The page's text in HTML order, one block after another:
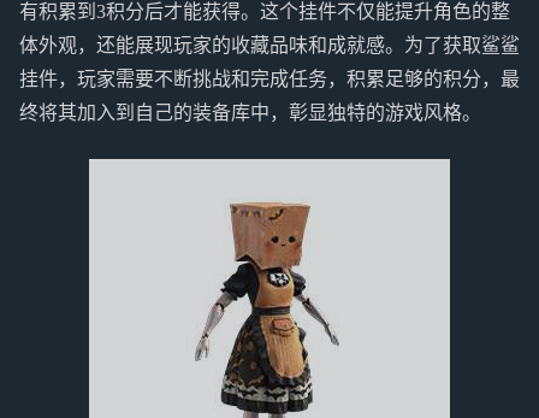
有积累到3积分后才能获得。这个挂件不仅能提升角色的整
体外观，还能展现玩家的收藏品味和成就感。为了获取鲨鲨
挂件，玩家需要不断挑战和完成任务，积累足够的积分，最
终将其加入到自己的装备库中，彰显独特的游戏风格。